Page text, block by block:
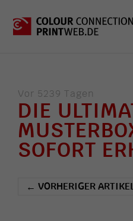
Vor 5239 Tagen
DIE
SOFORT
← VORHERIGER